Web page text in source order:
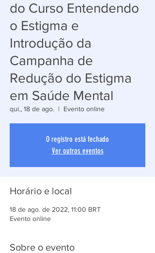
do Curso Entendendo
o Estigma e
Introdução da
Campanha de
Redução do Estigma
em Saúde Mental
qui., 18 de ago.
  |
Evento online
O registro está fechado
Ver outros eventos
Horário e local
18 de ago. de 2022, 11:00 BRT
Evento online
Sobre o evento